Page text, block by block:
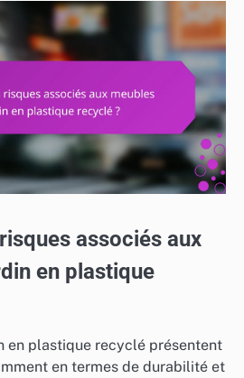
associés aux
en plastique
en plastique recyclé présentent
en termes de durabilité et